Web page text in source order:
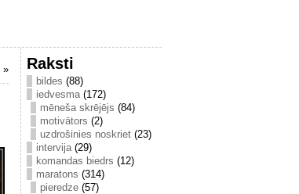
» Raksti
bildes (88)
iedvesma(172)
mēneša skrējējs (84)
motivātors (2)
uzdrošinies noskriet (23)
intervija(29)
komandas biedrs (12)
maratons (314)
pieredze (57)